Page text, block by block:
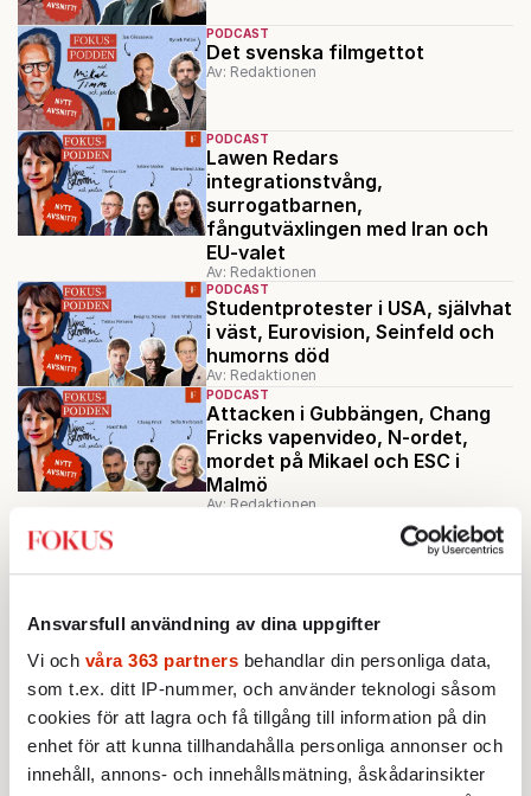
Ansvarsfull användning av dina uppgifter
Vi och våra 363 partners behandlar din personliga data,
som t.ex. ditt IP-nummer, och använder teknologi såsom
cookies för att lagra och få tillgång till information på din
enhet för att kunna tillhandahålla personliga annonser och
innehåll, annons- och innehållsmätning, åskådarinsikter
PODCAST
Det svenska filmgettot
Av: Redaktionen
PODCAST
Lawen Redars
integrationstvång,
surrogatbarnen,
fångutväxlingen med Iran och
EU-valet
Av: Redaktionen
PODCAST
Studentprotester i USA, självhat
i väst, Eurovision, Seinfeld och
humorns död
Av: Redaktionen
PODCAST
Attacken i Gubbängen, Chang
Fricks vapenvideo, N-ordet,
mordet på Mikael och ESC i
Malmö
Av: Redaktionen
57: Benny Fredriksson, Metoo,
kulturvärldens flockbeteende,
Av: Redaktionen
56. Dick Erixon mot Bryssel,
Magdalena Anderssons långa
handslag, könsbyteslagen,
Jimmie äger
hyrorna,bidragssverige
Av: Redaktionen